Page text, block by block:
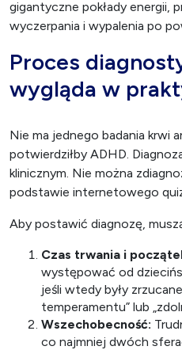
gigantyczne pokłady energii,
wyczerpania i wypalenia po
Proces
wygląda w
Nie ma jednego badania krwi
potwierdziłby ADHD.
klinicznym. Nie można
podstawie internetowego
Aby postawić diagnozę,
Czas trwania i
występować od
jeśli wtedy były
temperamentu” lub
Wszechobecność:
co najmniej dwóch